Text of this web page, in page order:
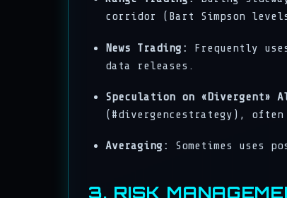
corridor (Bart Simpson
News Trading:
Frequently
data releases.
Speculation on «Divergent»
(#divergencestrategy),
Averaging: Sometimes uses
3. RISK